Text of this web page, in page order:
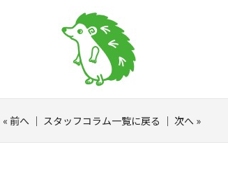
« 前へ ｜ スタッフコラム一覧に戻る ｜ 次へ »